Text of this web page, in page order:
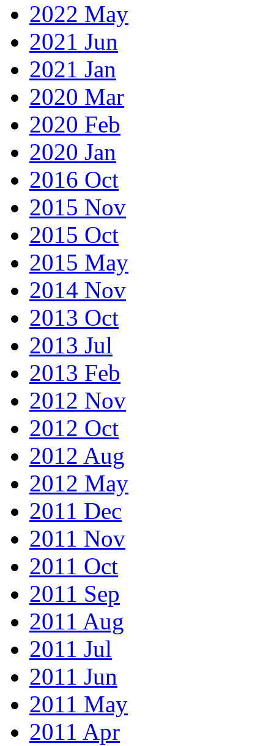
2022 May
2021 Jun
2021 Jan
2020 Mar
2020 Feb
2020 Jan
2016 Oct
2015 Nov
2015 Oct
2015 May
2014 Nov
2013 Oct
2013 Jul
2013 Feb
2012 Nov
2012 Oct
2012 Aug
2012 May
2011 Dec
2011 Nov
2011 Oct
2011 Sep
2011 Aug
2011 Jul
2011 Jun
2011 May
2011 Apr